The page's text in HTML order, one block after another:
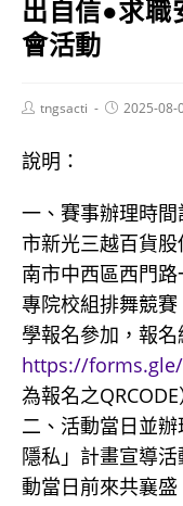
出自信●求職
會活動
Posttngsacti
Post2025-08-
說明：
一、賽事辦理時
市新光三越百貨
南市中西區西門
專院校組排舞競
學報名參加，報名
https://forms.gle/
為報名之
二、活動當日並
隱私」計畫宣導
動當日前來共襄盛